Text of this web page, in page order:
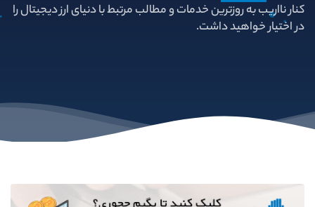
کنار نااریب به روزترین خدمات و مطالب مرتبط با دنیای ارز دیجیتال را
در اختیار خواهید داشت.